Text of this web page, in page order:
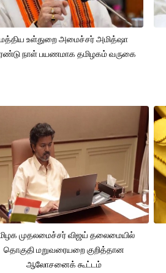
மத்திய உள்துறை அமைச்சர் அமித்ஷா
நாள் பயணமாக தமிழகம் வருகை
முதலமைச்சர் விஜய் தலைமையில்
தொகுதி மறுவரையறை குறித்தான
ஆலோசனைக் கூட்டம்